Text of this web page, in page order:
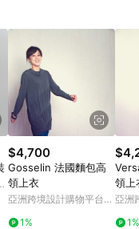
商店之商品：商
金/紅利折抵/折
具回饋資格： 如
終消費使用者，
$4,700
Gosselin 法國麵包高
領上衣
亞洲跨境設計購物平台
1%
領上
亞洲
1%